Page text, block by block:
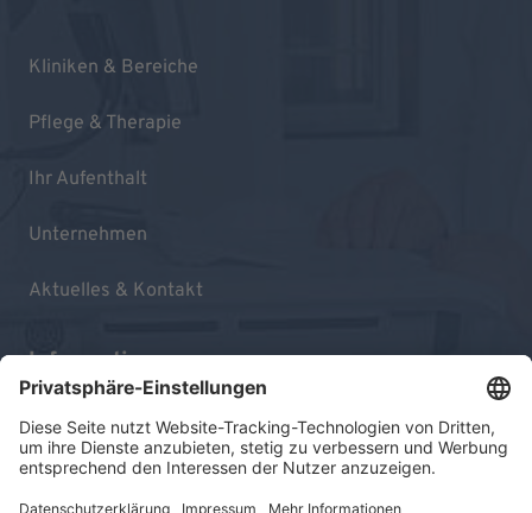
Kliniken & Bereiche
Pflege & Therapie
Ihr Aufenthalt
Unternehmen
Aktuelles & Kontakt
Informationen
Impressum